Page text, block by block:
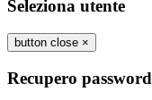
Seleziona utente
button close ×
Recupero password